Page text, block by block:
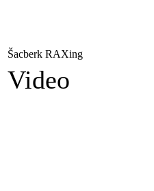
Šacberk RAXing
Video